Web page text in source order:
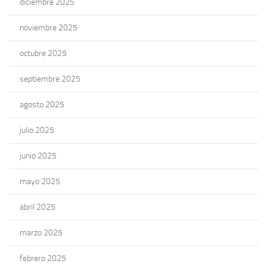
noviembre 2025
octubre 2025
septiembre 2025
agosto 2025
julio 2025
junio 2025
mayo 2025
abril 2025
marzo 2025
febrero 2025